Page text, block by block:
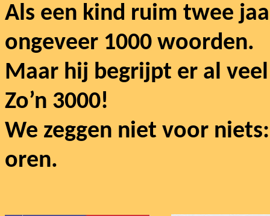
Als een kind ruim twee
ongeveer 1000 woorden.
Maar hij begrijpt er al
Zo’n 3000!
We zeggen niet voor
oren.